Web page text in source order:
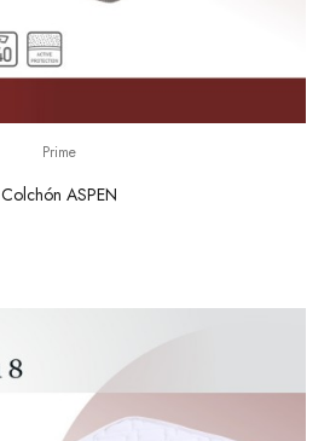
Prime
Colchón ASPEN